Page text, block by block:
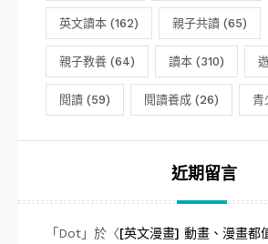
英文讀本 (162) 親子共讀 (65)
親子教養 (64) 讀本 (310)
閱讀 (59) 閱讀養成 (26) 青
近期留言
「Dot」於〈[英文漫畫] 動畫、漫畫都